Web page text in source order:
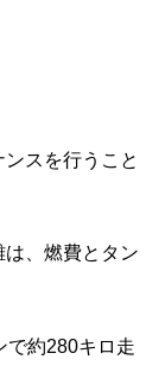
スを行うこと
、燃費とタン
で約280キロ走